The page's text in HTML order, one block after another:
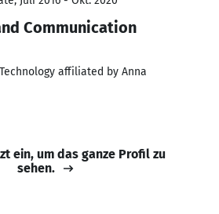
Communication
affiliated by Anna
ein, um das ganze Profil zu
sehen.